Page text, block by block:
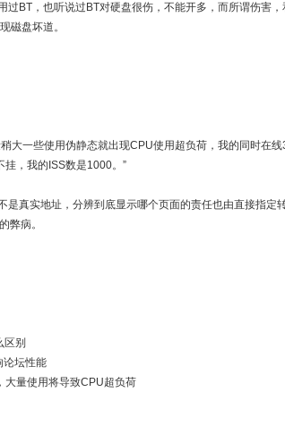
过BT，也听说过BT对硬盘很伤，不能开多，而所谓伤害，
磁盘坏道。
大一些使用伪静态就出现CPU使用超负荷，我的同时在线
，我的ISS数是1000。”
真实地址，分辨到底显示哪个页面的责任也由直接指定
弊病。
别
论坛性能
大量使用将导致CPU超负荷